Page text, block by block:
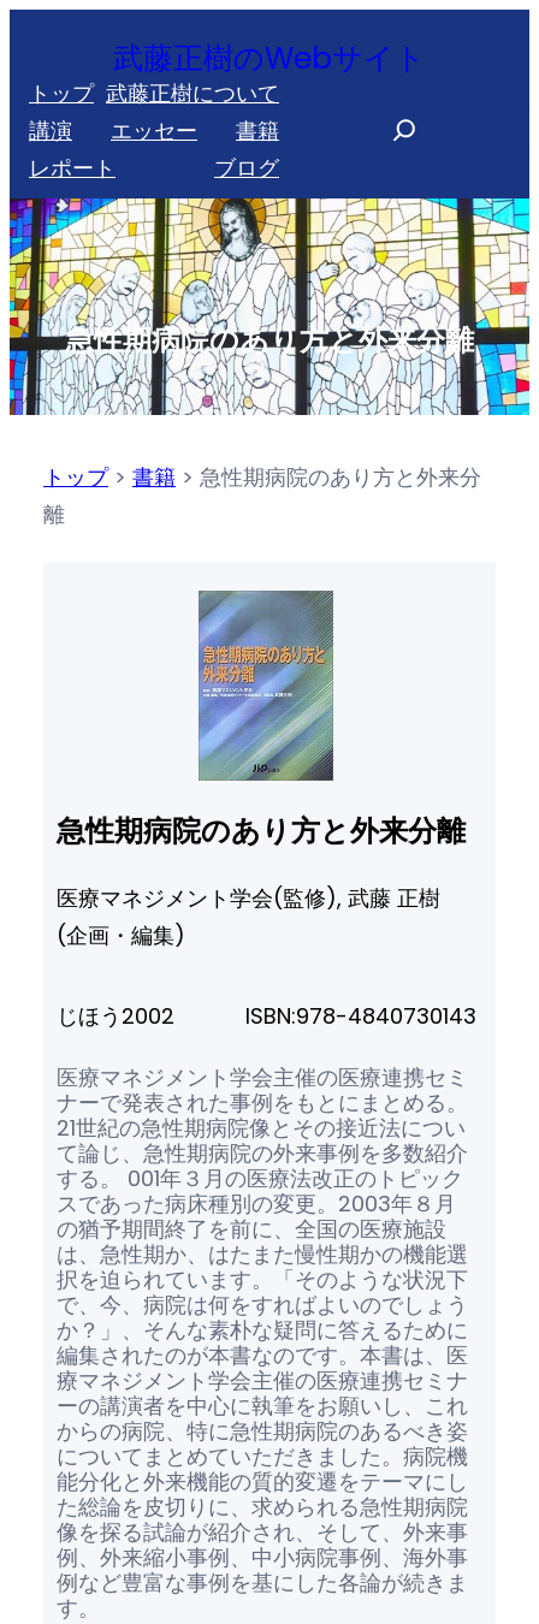
を
ス
キ
ッ
プ
武藤正樹のWebサイト
トップ 武藤正樹について
講演
エッセー
書籍
レポート
ブログ
r
c
h
急性期病院のあり方と外来分離
トップ> 書籍 > 急性期病院のあり方と外来分
離
急性期病院のあり方と外来分離
医療マネジメント学会(監修), 武藤 正樹
(企画・編集)
じほう 2002 ISBN:978-4840730143
医療マネジメント学会主催の医療連携セミ
ナーで発表された事例をもとにまとめる。
21世紀の急性期病院像とその接近法につい
て論じ、急性期病院の外来事例を多数紹介
する。 001年３月の医療法改正のトピック
スであった病床種別の変更。2003年８月
の猶予期間終了を前に、全国の医療施設
は、急性期か、はたまた慢性期かの機能選
択を迫られています。「そのような状況下
で、今、病院は何をすればよいのでしょう
か？」、そんな素朴な疑問に答えるために
編集されたのが本書なのです。本書は、医
療マネジメント学会主催の医療連携セミナ
ーの講演者を中心に執筆をお願いし、これ
からの病院、特に急性期病院のあるべき姿
についてまとめていただきました。病院機
能分化と外来機能の質的変遷をテーマにし
た総論を皮切りに、求められる急性期病院
像を探る試論が紹介され、そして、外来事
例、外来縮小事例、中小病院事例、海外事
例など豊富な事例を基にした各論が続きま
す。